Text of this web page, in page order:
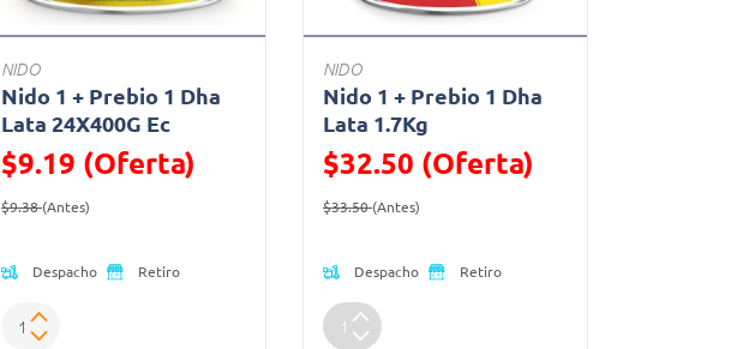
NIDO
Nido 1 + Prebio 1 Dha
Lata 24X400G Ec
$9.19 (Oferta)
Precio reducido de
$9.38(Antes)
Despacho Retiro
NIDO
Nido 1 + Prebio 1 Dha
Lata 1.7Kg
$32.50 (Oferta)
Precio reducido de
$33.50(Antes)
Despacho Retiro